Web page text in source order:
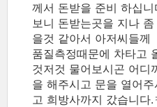
께서 돈받을 준비 하십
보니 돈받는곳을 지나
을것 같아서 아저씨들
품질측정때문에 차타고
것저것 물어보시곤 어디
을 해주시고 문을 열어
고 희방사까지 갔습니다.